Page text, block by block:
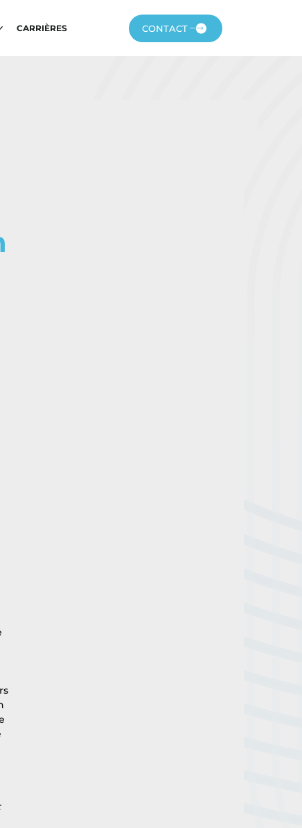
CARRIÈRES CONTACT